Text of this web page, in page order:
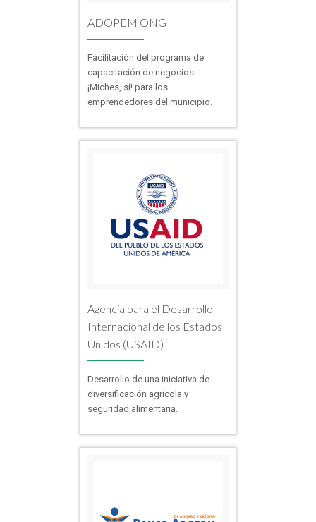
ADOPEM ONG
Facilitación del programa de
capacitación de negocios
¡Miches, sí! para los
emprendedores del municipio.
Agencia para el Desarrollo
Internacional de los Estados
Unidos (USAID)
Desarrollo de una iniciativa de
diversificación agrícola y
seguridad alimentaria.